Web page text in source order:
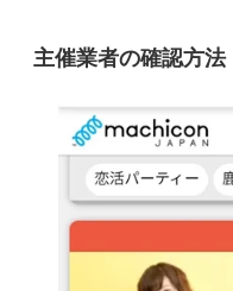
主催業者の確認方法